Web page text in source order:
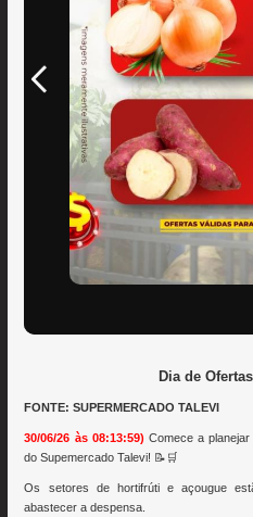
Dia de
FONTE: SUPERMERCADO TALEVI
30/06/26 às 08:13:59) Comece a
do Supemercado Talevi! 📝🛒
Os setores de hortifrúti e açougue
abastecer a despensa.